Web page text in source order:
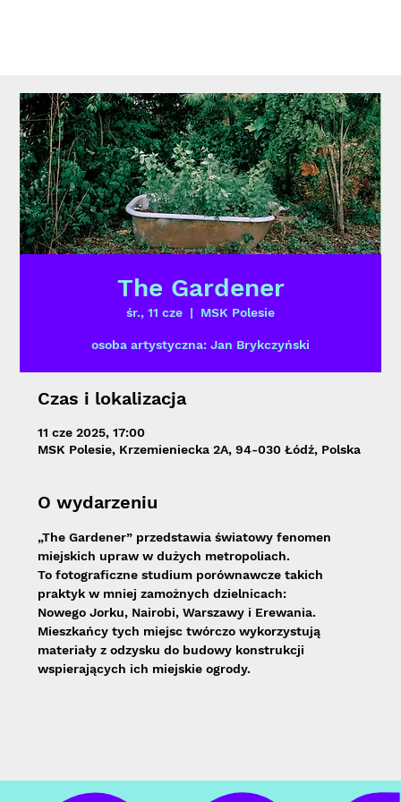
The Gardener
śr., 11 cze
  |
MSK Polesie
osoba artystyczna: Jan Brykczyński
Czas i lokalizacja
11 cze 2025, 17:00
MSK Polesie, Krzemieniecka 2A, 94-030 Łódź, Polska
O wydarzeniu
„The Gardener” przedstawia światowy fenomen
miejskich upraw w dużych metropoliach.
To fotograficzne studium porównawcze takich
praktyk w mniej zamożnych dzielnicach:
Nowego Jorku, Nairobi, Warszawy i Erewania.
Mieszkańcy tych miejsc twórczo wykorzystują
materiały z odzysku do budowy konstrukcji
wspierających ich miejskie ogrody.